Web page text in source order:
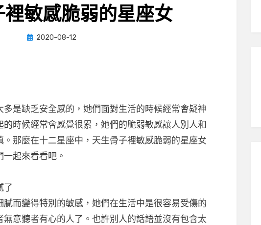
敏感脆弱的星座女
by小編
Posted
2020-08-12
是缺乏安全感的，她們面對生活的時候經常會疑神
時候經常會感覺很累，她們的脆弱敏感讓人別人和
那麼在十二星座中，天生骨子裡敏感脆弱的星座女
起來看看吧。
了
而變得特別的敏感，她們在生活中是很容易受傷的
意聽者有心的人了。也許別人的話語並沒有包含太